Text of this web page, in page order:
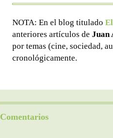
NOTA: En el blog titulado
anteriores artículos de Juan
por temas (cine, sociedad,
cronológicamente.
Comentarios